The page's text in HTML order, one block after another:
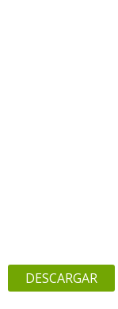
DESCARGAR